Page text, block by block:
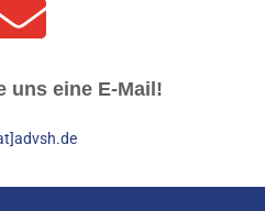
uns eine E-Mail!